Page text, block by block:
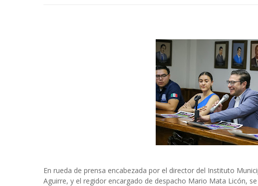
En rueda de prensa encabezada por el director del Instituto
Aguirre, y el regidor encargado de despacho Mario Mata Licón,